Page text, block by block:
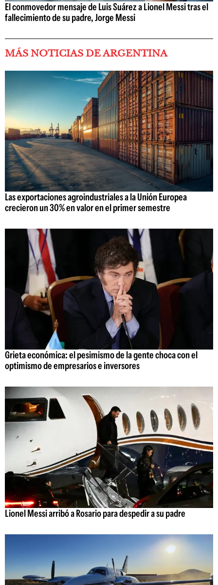
El conmovedor mensaje de Luis Suárez a Lionel Messi tras el
fallecimiento de su padre, Jorge Messi
MÁS NOTICIAS DE ARGENTINA
Las exportaciones agroindustriales a la Unión Europea
crecieron un 30% en valor en el primer semestre
Grieta económica: el pesimismo de la gente choca con el
optimismo de empresarios e inversores
Lionel Messi arribó a Rosario para despedir a su padre